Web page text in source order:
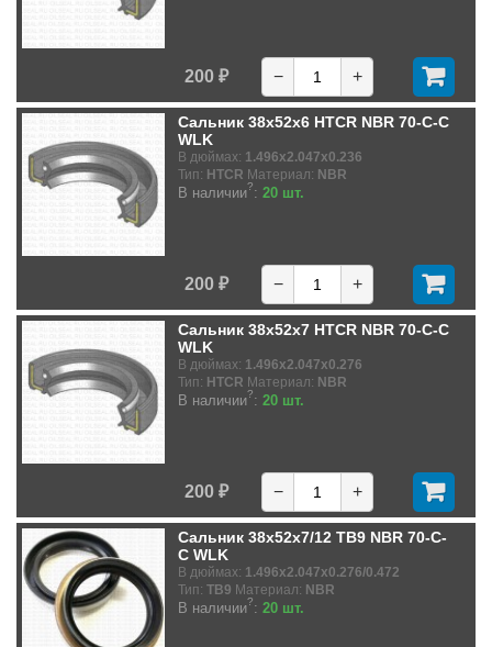
200 ₽ − +
Сальник 38x52x6 HTCR NBR 70-C-C
WLK
В дюймах: 1.496x2.047x0.236
Тип: HTCR Материал: NBR
В наличии?: 20 шт.
200 ₽ − +
Сальник 38x52x7 HTCR NBR 70-C-C
WLK
В дюймах: 1.496x2.047x0.276
Тип: HTCR Материал: NBR
В наличии?: 20 шт.
200 ₽ − +
Сальник 38x52x7/12 TB9 NBR 70-C-
C WLK
В дюймах: 1.496x2.047x0.276/0.472
Тип: TB9 Материал: NBR
В наличии?: 20 шт.